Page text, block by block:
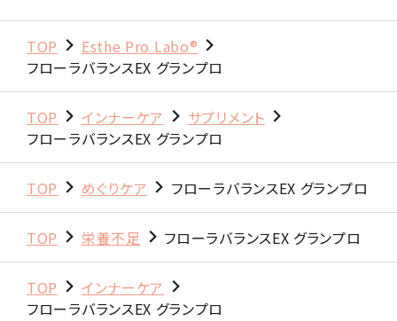
TOP
Esthe Pro Labo®
フローラバランスEX グランプロ
TOP インナーケア
サプリメント
フローラバランスEX グランプロ
TOP めぐりケア フローラバランスEX グランプロ
TOP 栄養不足 フローラバランスEX グランプロ
TOP
インナーケア
フローラバランスEX グランプロ